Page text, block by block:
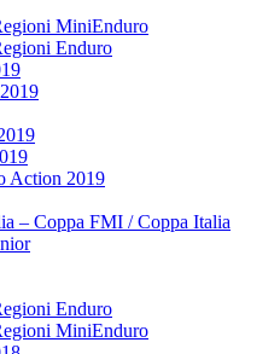
MiniEnduro
Enduro
Action 2019
– Coppa FMI / Coppa Italia
Enduro
MiniEnduro